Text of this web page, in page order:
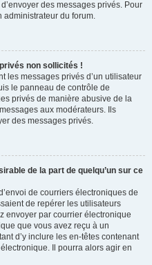
des messages privés. Pour
administrateur du forum.
non sollicités !
les messages privés d’un utilisateur
le panneau de contrôle de
privés de manière abusive de la
aux modérateurs. Ils
des messages privés.
de la part de quelqu’un sur ce
de courriers électroniques de
de repérer les utilisateurs
envoyer par courrier électronique
que vous avez reçu à un
d’y inclure les en-têtes contenant
Il pourra alors agir en